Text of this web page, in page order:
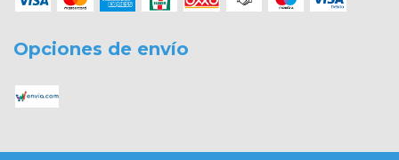
Opciones de envío